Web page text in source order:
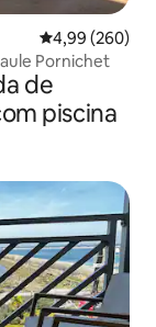
4,99 de uma
4,99 (260)
Pornichet
de
piscina